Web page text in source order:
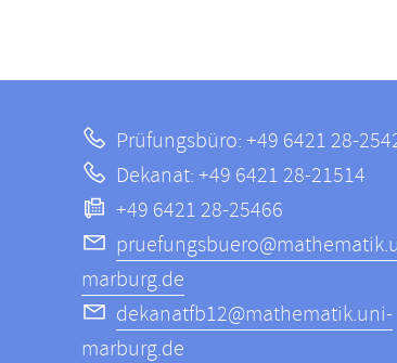
Prüfungsbüro: +49 6421 28-
Dekanat: +49 6421 28-21514
+49 6421 28-25466
marburg.de
dekanatfb12@mathematik.uni-
marburg.de